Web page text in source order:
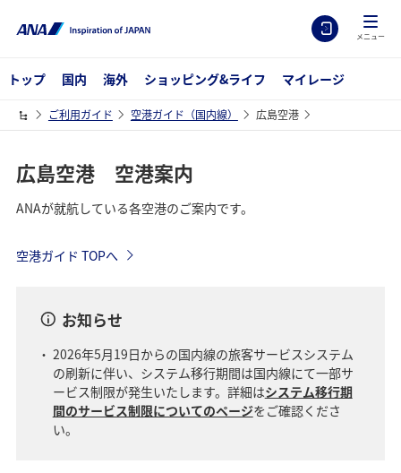
メニュー
トップ 国内 海外 ショッピング&ライフ マイレージ
ご利用ガイド 空港ガイド（国内線） 広島空港
広島空港 空港案内
ANAが就航している各空港のご案内です。
空港ガイド TOPへ
お知らせ
2026年5月19日からの国内線の旅客サービスシステム
の刷新に伴い、システム移行期間は国内線にて一部サ
ービス制限が発生いたします。詳細はシステム移行期
間のサービス制限についてのページをご確認くださ
い。